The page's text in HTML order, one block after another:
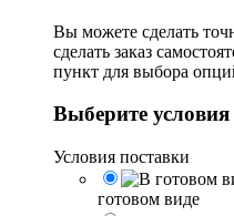
Вы можете сделать
сделать заказ
пункт для выбора
Выберите условия
Условия поставки
готовом виде